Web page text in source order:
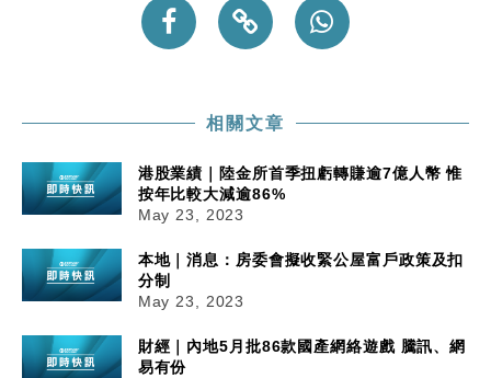
相關文章
港股業績｜陸金所首季扭虧轉賺逾7億人幣 惟
按年比較大減逾86%
May 23, 2023
本地｜消息：房委會擬收緊公屋富戶政策及扣
分制
May 23, 2023
財經｜內地5月批86款國產網絡遊戲 騰訊、網
易有份